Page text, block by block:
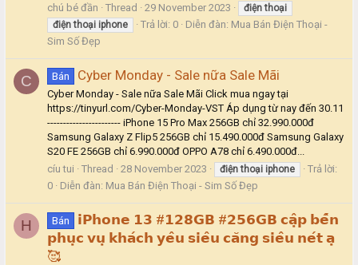
chú bé đần
Thread 29 November 2023 điện thoại
điện thoại iphone Trả lời: 0 Diễn đàn: Mua Bán Điện Thoại -
Sim Số Đẹp
C Bán Cyber Monday - Sale nữa Sale Mãi
Cyber Monday - Sale nữa Sale Mãi Click mua ngay tại
https://tinyurl.com/Cyber-Monday-VST Áp dụng từ nay đến 30.11
----------------------- iPhone 15 Pro Max 256GB chỉ 32.990.000đ
Samsung Galaxy Z Flip5 256GB chỉ 15.490.000đ Samsung Galaxy
S20 FE 256GB chỉ 6.990.000đ OPPO A78 chỉ 6.490.000đ...
cíu tui
Thread 28 November 2023 điện thoại iphone
Trả lời:
0
Diễn đàn: Mua Bán Điện Thoại - Sim Số Đẹp
H Bán
𝗶𝗣𝗵𝗼𝗻𝗲 𝟭𝟯 #𝟭𝟮𝟴𝗚𝗕 #𝟮𝟱𝟲𝗚𝗕 𝗰𝗮̣̂𝗽 𝗯𝗲̂́𝗻
𝗽𝗵𝘂̣𝗰 𝘃𝘂̣ 𝗸𝗵𝗮́𝗰𝗵 𝘆𝗲̂𝘂 𝘀𝗶𝗲̂𝘂 𝗰𝗮̆𝗻𝗴 𝘀𝗶𝗲̂𝘂 𝗻𝗲́𝘁 𝗮̣
🥰